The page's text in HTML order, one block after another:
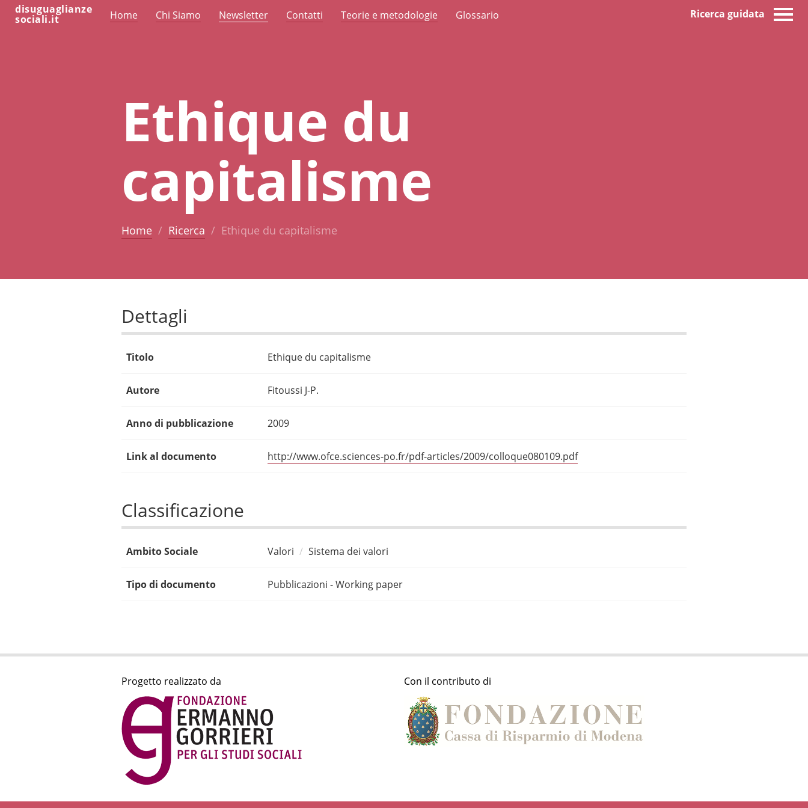
disuguaglianze
sociali.it Home Chi Siamo Newsletter Contatti Teorie e metodologie Glossario Ricerca guidata
Ethique du
capitalisme
Home Ricerca Ethique du capitalisme
Dettagli
Titolo Ethique du capitalisme
Autore Fitoussi J-P.
Anno di pubblicazione 2009
Link al documento http://www.ofce.sciences-po.fr/pdf-articles/2009/colloque080109.pdf
Classificazione
Ambito Sociale Valori Sistema dei valori
Tipo di documento Pubblicazioni - Working paper
Progetto realizzato da Con il contributo di